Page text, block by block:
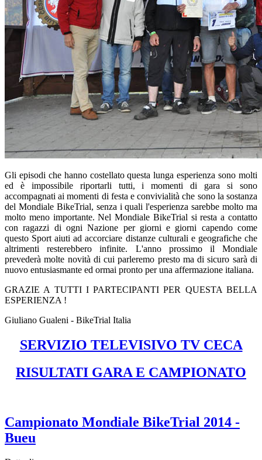
Gli episodi che hanno costellato questa lunga esperienza sono molti
ed è impossibile riportarli tutti, i momenti di gara si sono
accompagnati ai momenti di festa e convivialità che sono la sostanza
del Mondiale BikeTrial, senza i quali l'esperienza sarebbe molto ma
molto meno importante. Nel Mondiale BikeTrial si resta a contatto
con ragazzi di ogni Nazione per giorni e giorni capendo come
questo Sport aiuti ad accorciare distanze culturali e geografiche che
altrimenti resterebbero infinite. L'anno prossimo il Mondiale
prevederà molte novità di cui parleremo presto ma di sicuro sarà di
nuovo entusiasmante ed ormai pronto per una affermazione italiana.
GRAZIE A TUTTI I PARTECIPANTI PER QUESTA BELLA
ESPERIENZA !
Giuliano Gualeni - BikeTrial Italia
SERVIZIO TELEVISIVO TV CECA
RISULTATI GARA E CAMPIONATO
Campionato Mondiale BikeTrial 2014 -
Bueu